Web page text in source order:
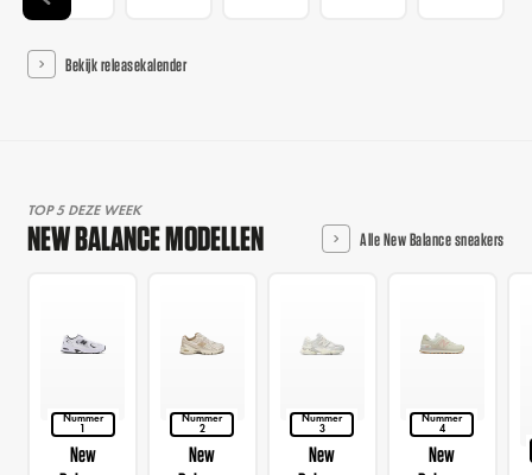
Bekijk releasekalender
TOP 5 DEZE WEEK
NEW BALANCE MODELLEN Alle New Balance sneakers
Nummer
1
New
Nummer
2
New
Nummer
3
New
Nummer
4
New